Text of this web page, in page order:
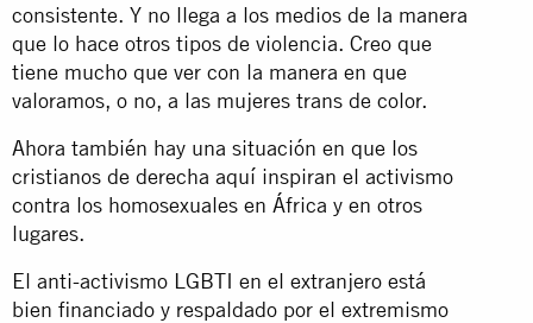
consistente. Y no llega a los medios de la manera
que lo hace otros tipos de violencia. Creo que
tiene mucho que ver con la manera en que
valoramos, o no, a las mujeres trans de color.
Ahora también hay una situación en que los
cristianos de derecha aquí inspiran el activismo
contra los homosexuales en África y en otros
lugares.
El anti-activismo LGBTI en el extranjero está
bien financiado y respaldado por el extremismo